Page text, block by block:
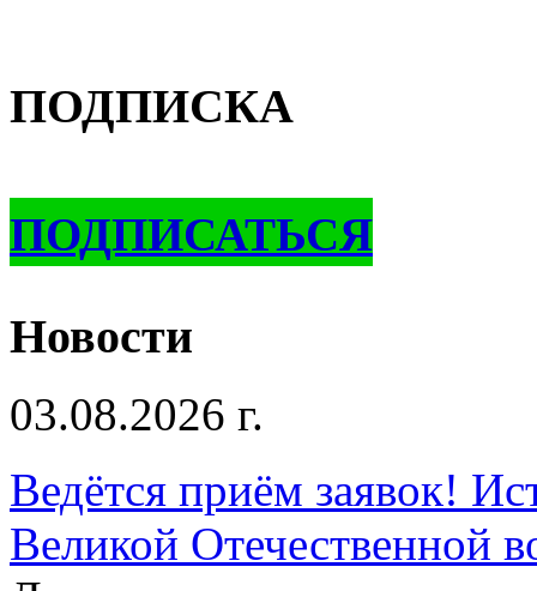
ПОДПИСКА
ПОДПИСАТЬСЯ
Новости
03.08.2026 г.
Ведётся приём заявок!
Великой Отечественной